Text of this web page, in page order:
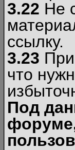
3.22 Не
ссылку.
3.23
что
Под